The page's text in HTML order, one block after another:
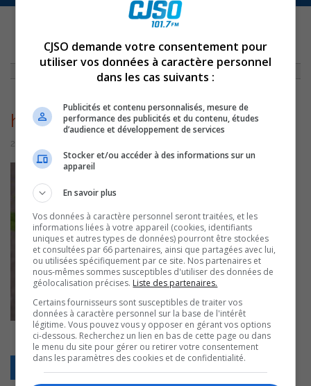
ACCUEIL»ACTUALITÉS»ARRACHEZ L’HERBE À POUX!» HERBE POUX
herbe poux
29 août 2016 | Par Journaliste CJSO
CJSO demande votre consentement pour
utiliser vos données à caractère personnel
dans les cas suivants :
Publicités et contenu personnalisés, mesure de
performance des publicités et du contenu, études
d’audience et développement de services
Stocker et/ou accéder à des informations sur un
appareil
En savoir plus
Vos données à caractère personnel seront traitées, et les
informations liées à votre appareil (cookies, identifiants
uniques et autres types de données) pourront être stockées
et consultées par 66 partenaires, ainsi que partagées avec lui,
ou utilisées spécifiquement par ce site. Nos partenaires et
nous-mêmes sommes susceptibles d'utiliser des données de
géolocalisation précises. Liste des partenaires.
Certains fournisseurs sont susceptibles de traiter vos
données à caractère personnel sur la base de l'intérêt
légitime. Vous pouvez vous y opposer en gérant vos options
ci-dessous. Recherchez un lien en bas de cette page ou dans
le menu du site pour gérer ou retirer votre consentement
dans les paramètres des cookies et de confidentialité.